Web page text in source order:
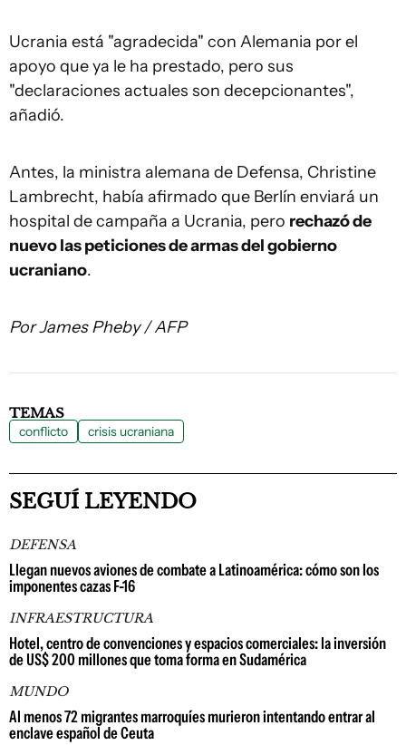
Ucrania está "agradecida" con Alemania por el
apoyo que ya le ha prestado, pero sus
"declaraciones actuales son decepcionantes",
añadió.
Antes, la ministra alemana de Defensa, Christine
Lambrecht, había afirmado que Berlín enviará un
hospital de campaña a Ucrania, pero rechazó de
nuevo las peticiones de armas del gobierno
ucraniano.
Por James Pheby / AFP
TEMAS
conflicto crisis ucraniana
SEGUÍ LEYENDO
DEFENSA
Llegan nuevos aviones de combate a Latinoamérica: cómo son los
imponentes cazas F-16
INFRAESTRUCTURA
Hotel, centro de convenciones y espacios comerciales: la inversión
de US$ 200 millones que toma forma en Sudamérica
MUNDO
Al menos 72 migrantes marroquíes murieron intentando entrar al
enclave español de Ceuta